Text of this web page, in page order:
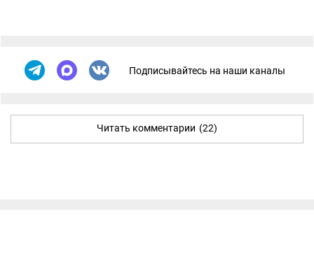
Подписывайтесь на наши каналы
Читать комментарии (22)